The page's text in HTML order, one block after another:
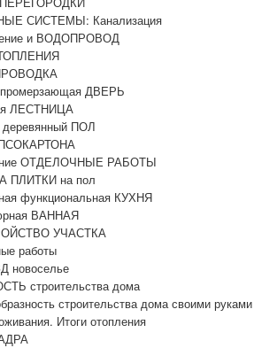
СИСТЕМЫ: Канализация
и ВОДОПРОВОД
ДВЕРЬ
ЛЕСТНИЦА
ПОЛ
ОТДЕЛОЧНЫЕ РАБОТЫ
ПЛИТКИ на пол
функциональная КУХНЯ
ВАННАЯ
УЧАСТКА
работы
новоселье
строительства дома
строительства дома своими руками
Итоги отопления